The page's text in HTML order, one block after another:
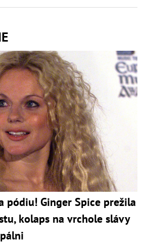
pódiu! Ginger Spice prežila
kolaps na vrchole slávy